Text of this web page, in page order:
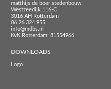
matthijs de boer stedenbouw
Westzeedijk 116-C
3016 AH Rotterdam
06 26 324 955
info@mdbs.nl
KvK Rotterdam: 81554966
DOWNLOADS
Logo